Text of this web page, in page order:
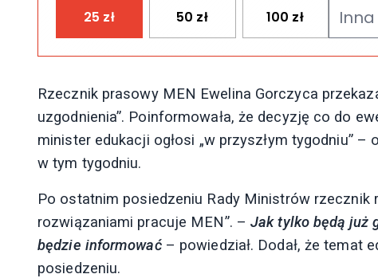
25 zł 50 zł 100 zł
Rzecznik prasowy MEN Ewelina Gorczyca
uzgodnienia”. Poinformowała, że decyzję co do
minister edukacji ogłosi „w przyszłym tygodniu”
w tym tygodniu.
Po ostatnim posiedzeniu Rady Ministrów rzecznik
rozwiązaniami pracuje MEN”. – Jak tylko będą już
będzie informować– powiedział. Dodał, że temat
posiedzeniu.